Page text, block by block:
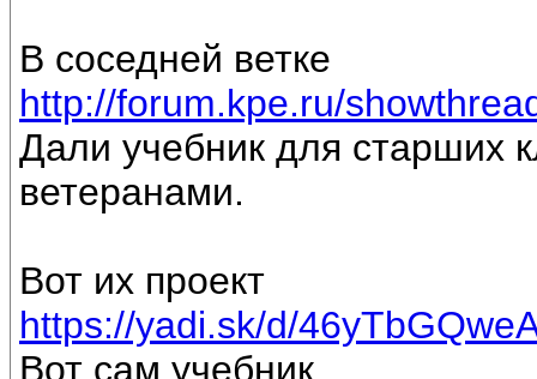
В соседней ветке
http://forum.kpe.ru/
Дали учебник для старших
ветеранами.
Вот их проект
https://yadi.sk/d/
Вот сам учебник